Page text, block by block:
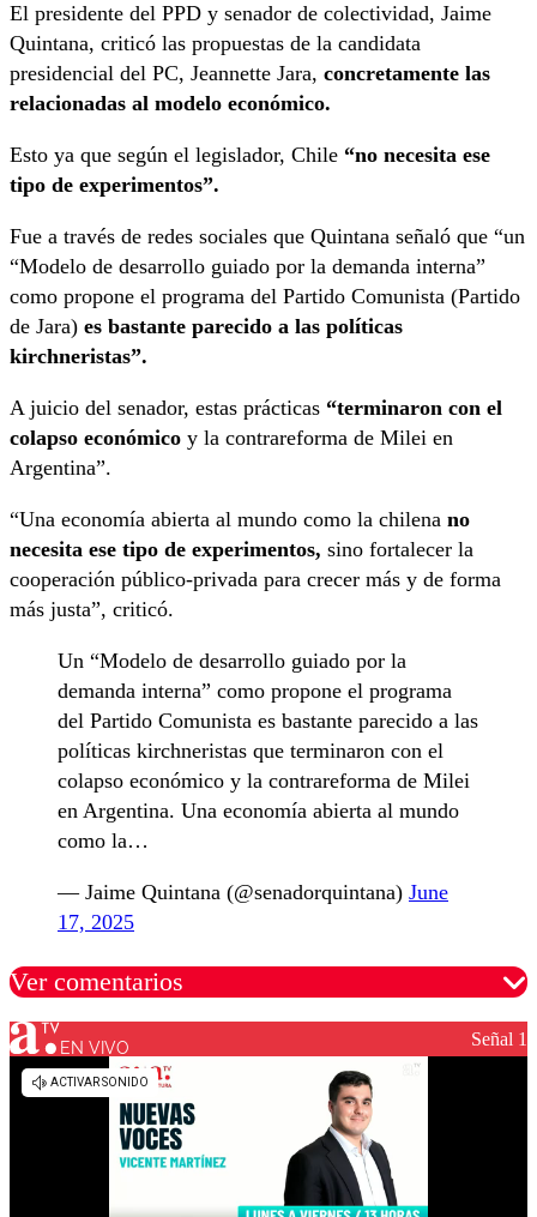
El presidente del PPD y senador de colectividad, Jaime
Quintana, criticó las propuestas de la candidata
presidencial del PC, Jeannette Jara, concretamente las
relacionadas al modelo económico.
Esto ya que según el legislador, Chile “no necesita ese
tipo de experimentos”.
Fue a través de redes sociales que Quintana señaló que “un
“Modelo de desarrollo guiado por la demanda interna”
como propone el programa del Partido Comunista (Partido
de Jara) es bastante parecido a las políticas
kirchneristas”.
A juicio del senador, estas prácticas “terminaron con el
colapso económico y la contrareforma de Milei en
Argentina”.
“Una economía abierta al mundo como la chilena no
necesita ese tipo de experimentos, sino fortalecer la
cooperación público-privada para crecer más y de forma
más justa”, criticó.
Un “Modelo de desarrollo guiado por la
demanda interna” como propone el programa
del Partido Comunista es bastante parecido a las
políticas kirchneristas que terminaron con el
colapso económico y la contrareforma de Milei
en Argentina. Una economía abierta al mundo
como la…
— Jaime Quintana (@senadorquintana) June
17, 2025
Ver comentarios
Los comentarios son moderados para garantizar un
diálogo respetuoso.
EN VIVO Señal 1